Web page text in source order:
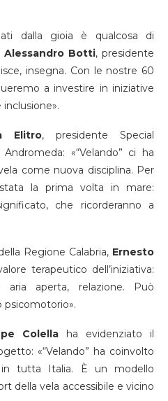
dalla gioia è qualcosa di
Alessandro Botti, presidente
insegna. Con le nostre 60
a investire in iniziative
Elitro, presidente Special
«“Velando” ci ha
come nuova disciplina. Per
la prima volta in mare:
che ricorderanno a
Regione Calabria, Ernesto
terapeutico dell’iniziativa:
aperta, relazione. Può
psicomotorio».
Colella ha evidenziato il
«“Velando” ha coinvolto
in tutta Italia. È un modello
della vela accessibile e vicino